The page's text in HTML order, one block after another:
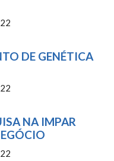
DE GENÉTICA
NA IMPAR